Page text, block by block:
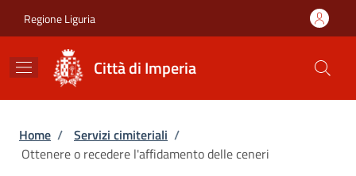
Regione Liguria
Città di Imperia
Briciole di pane
Home / Servizi cimiteriali /
Ottenere o recedere l'affidamento delle ceneri